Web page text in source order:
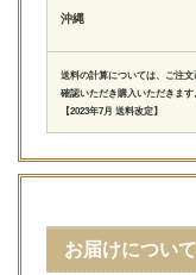
沖縄
送料の計算については、ご注
確認いただき購入いただきます
【2023年7月 送料改定】
お届けについて